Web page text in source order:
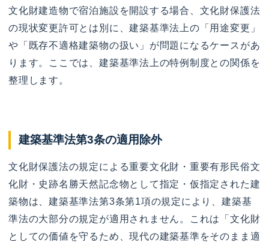
文化財建造物で宿泊施設を開設する場合、文化財保護法
の現状変更許可とは別に、建築基準法上の「用途変更」
や「既存不適格建築物の扱い」が問題になるケースがあ
ります。ここでは、建築基準法上の特例制度との関係を
整理します。
建築基準法第3条の適用除外
文化財保護法の規定による重要文化財・重要有形民俗文
化財・史跡名勝天然記念物として指定・仮指定された建
築物は、建築基準法第3条第1項の規定により、建築基
準法の大部分の規定が適用されません。これは「文化財
としての価値を守るため、現代の建築基準をそのまま適